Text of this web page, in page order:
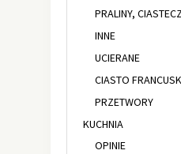
PRALINY,
INNE
UCIERANE
CIASTO
PRZETWORY
KUCHNIA
OPINIE